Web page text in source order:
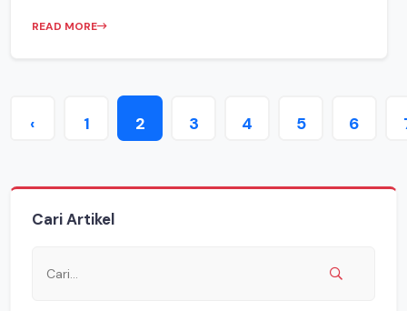
READ MORE
‹ 1 2 3 4 5 6
Cari Artikel